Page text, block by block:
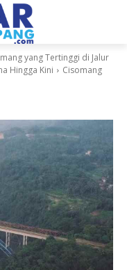
yang Tertinggi di Jalur
Hingga Kini
Cisomang